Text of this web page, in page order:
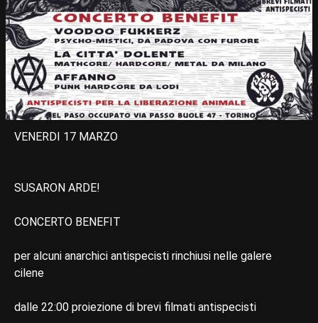
VENERDI 17 MARZO
SUSARON ARDE!
CONCERTO BENEFIT
per alcuni anarchici antispecisti rinchiusi nelle galere
cilene
dalle 22:00 proiezione di brevi filmati antispecisti